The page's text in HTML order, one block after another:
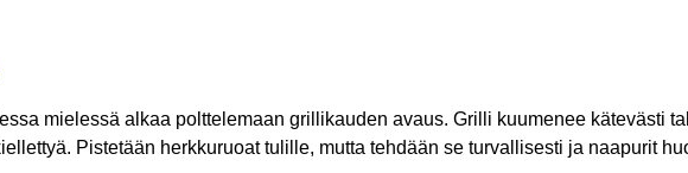
mielessä alkaa polttelemaan grillikauden avaus. Grilli kuumenee kätevästi
Pistetään herkkuruoat tulille, mutta tehdään se turvallisesti ja naapurit